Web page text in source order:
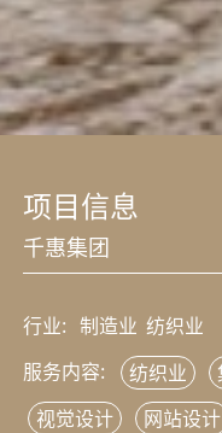
项目信息
千惠集团
行业: 制造业 纺织业
服务内容:
纺织业
视觉设计
网站设计